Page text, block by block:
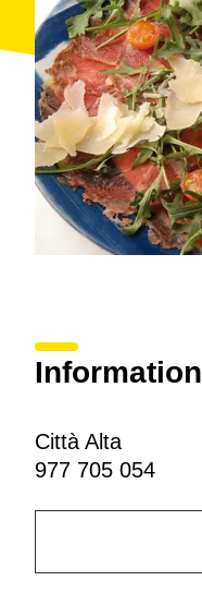
Città Alta
977 705 054